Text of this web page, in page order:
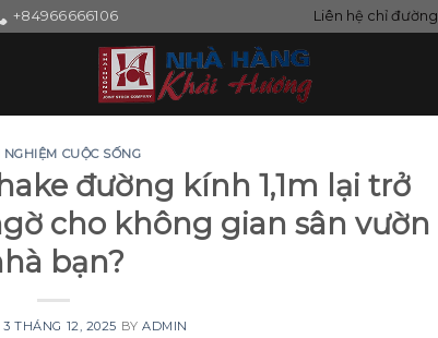
+84966666106 Liên hệ chỉ đường
CUỘC SỐNG
đường kính 1,1m lại trở
cho không gian sân vườn
bạn?
3 THÁNG 12, 2025 BYADMIN